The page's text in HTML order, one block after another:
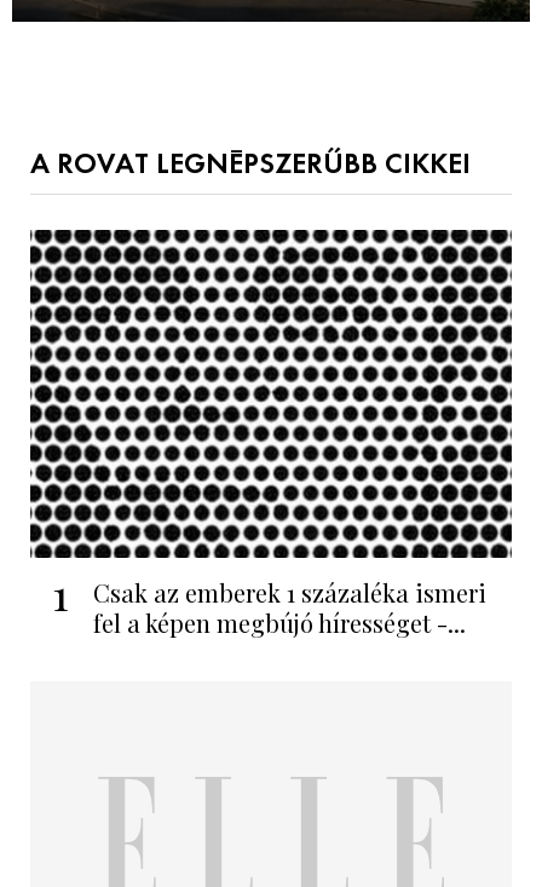
A ROVAT LEGNÉPSZERŰBB CIKKEI
1
Csak az emberek 1 százaléka ismeri
fel a képen megbújó hírességet -...